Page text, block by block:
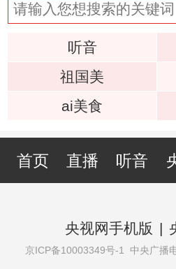
听音
祖国美
ai美食
首页 直播 听音
央视网手机版 |
京ICP备10003349号-1 中央广播